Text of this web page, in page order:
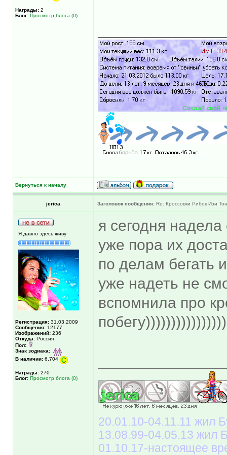
Награды: 2
Блог: Просмотр блога (0)
Вернуться к началу
jerica Заголовок сообщения: Re: Кроссовки Рибок Изи
Я давно здесь живу
Регистрация: 31.03.2009
Сообщения: 12177
Изображений: 236
Откуда: Россия
Пол:
Знак зодиака:
В наличии: 6,704
Награды: 270
Блог: Просмотр блога (0)
я сегодня
уже пора их
по делам бегать
уже надеть не
вспомнила про
побегу))))))))))))))))
20.01.10-04.11.11 жил
13.08.99-04.05.13 жил
01.10.17-настоящее